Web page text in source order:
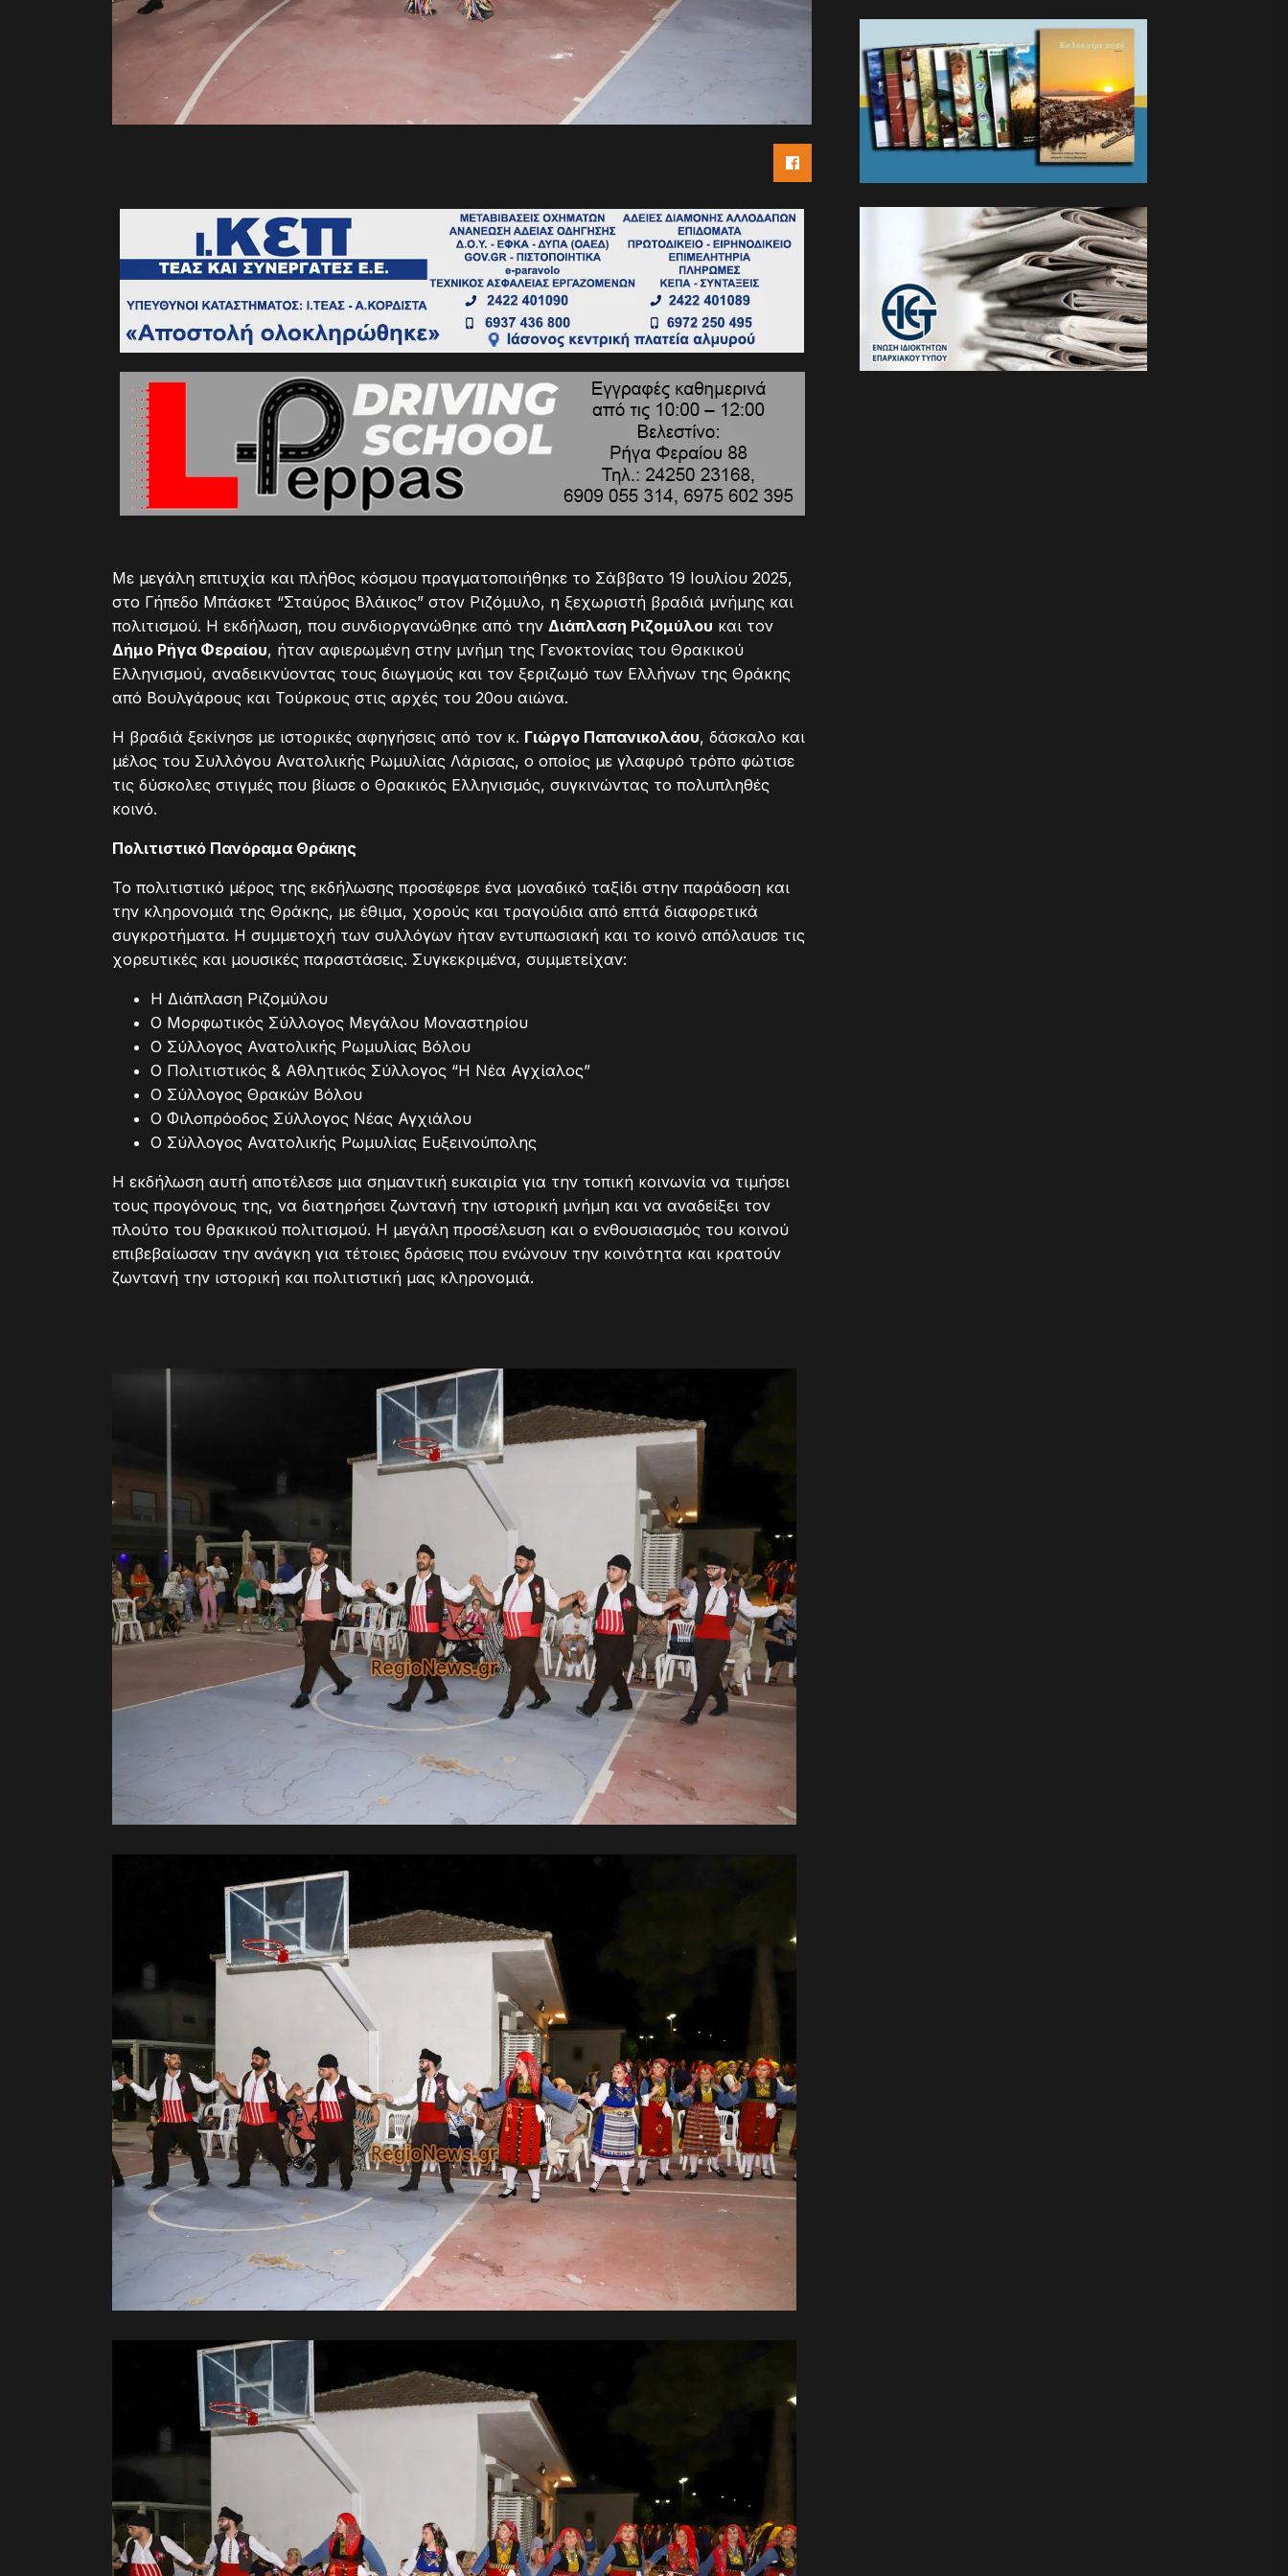
Με μεγάλη επιτυχία και πλήθος κόσμου πραγματοποιήθηκε το Σάββατο 19 Ιουλίου 2025,
στο Γήπεδο Μπάσκετ “Σταύρος Βλάικος” στον Ριζόμυλο, η ξεχωριστή βραδιά μνήμης και
πολιτισμού. Η εκδήλωση, που συνδιοργανώθηκε από την Διάπλαση Ριζομύλου και τον
Δήμο Ρήγα Φεραίου, ήταν αφιερωμένη στην μνήμη της Γενοκτονίας του Θρακικού
Ελληνισμού, αναδεικνύοντας τους διωγμούς και τον ξεριζωμό των Ελλήνων της Θράκης
από Βουλγάρους και Τούρκους στις αρχές του 20ου αιώνα.
Η βραδιά ξεκίνησε με ιστορικές αφηγήσεις από τον κ. Γιώργο Παπανικολάου, δάσκαλο και
μέλος του Συλλόγου Ανατολικής Ρωμυλίας Λάρισας, ο οποίος με γλαφυρό τρόπο φώτισε
τις δύσκολες στιγμές που βίωσε ο Θρακικός Ελληνισμός, συγκινώντας το πολυπληθές
κοινό.
Πολιτιστικό Πανόραμα Θράκης
Το πολιτιστικό μέρος της εκδήλωσης προσέφερε ένα μοναδικό ταξίδι στην παράδοση και
την κληρονομιά της Θράκης, με έθιμα, χορούς και τραγούδια από επτά διαφορετικά
συγκροτήματα. Η συμμετοχή των συλλόγων ήταν εντυπωσιακή και το κοινό απόλαυσε τις
χορευτικές και μουσικές παραστάσεις. Συγκεκριμένα, συμμετείχαν:
Η Διάπλαση Ριζομύλου
Ο Μορφωτικός Σύλλογος Μεγάλου Μοναστηρίου
Ο Σύλλογος Ανατολικής Ρωμυλίας Βόλου
Ο Πολιτιστικός & Αθλητικός Σύλλογος “Η Νέα Αγχίαλος”
Ο Σύλλογος Θρακών Βόλου
Ο Φιλοπρόοδος Σύλλογος Νέας Αγχιάλου
Ο Σύλλογος Ανατολικής Ρωμυλίας Ευξεινούπολης
Η εκδήλωση αυτή αποτέλεσε μια σημαντική ευκαιρία για την τοπική κοινωνία να τιμήσει
τους προγόνους της, να διατηρήσει ζωντανή την ιστορική μνήμη και να αναδείξει τον
πλούτο του θρακικού πολιτισμού. Η μεγάλη προσέλευση και ο ενθουσιασμός του κοινού
επιβεβαίωσαν την ανάγκη για τέτοιες δράσεις που ενώνουν την κοινότητα και κρατούν
ζωντανή την ιστορική και πολιτιστική μας κληρονομιά.